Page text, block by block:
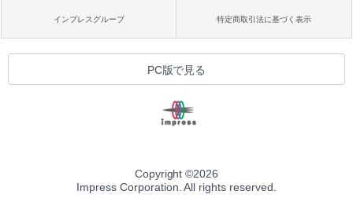
インプレスグループ 特定商取引法に基づく表示
PC版で見る
Copyright ©2026
Impress Corporation. All rights reserved.